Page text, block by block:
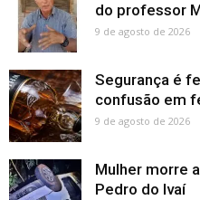
do professor
9 de agosto de 2026
Segurança é
confusão em
9 de agosto de 2026
Mulher morre
Pedro do Ivaí